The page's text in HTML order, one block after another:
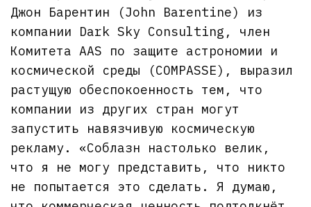
Джон Барентин (John Barentine) из
компании Dark Sky Consulting, член
Комитета AAS по защите астрономии и
космической среды (COMPASSE), выразил
растущую обеспокоенность тем, что
компании из других стран могут
запустить навязчивую космическую
рекламу. «Соблазн настолько велик,
что я не могу представить, что никто
не попытается это сделать. Я думаю,